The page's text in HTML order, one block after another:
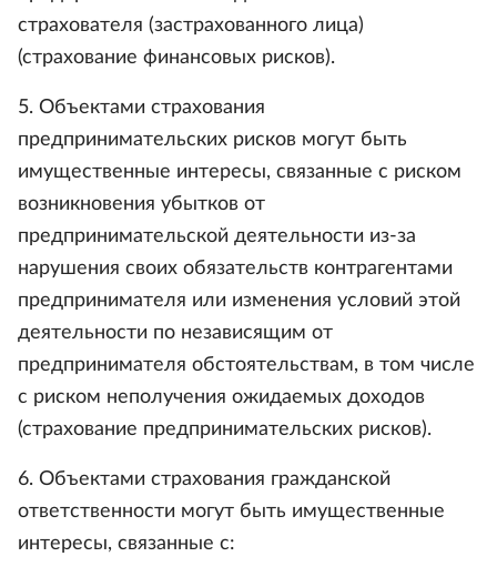
страхователя (застрахованного лица)
(страхование финансовых рисков).
5. Объектами страхования
предпринимательских рисков могут быть
имущественные интересы, связанные с риском
возникновения убытков от
предпринимательской деятельности из-за
нарушения своих обязательств контрагентами
предпринимателя или изменения условий этой
деятельности по независящим от
предпринимателя обстоятельствам, в том числе
с риском неполучения ожидаемых доходов
(страхование предпринимательских рисков).
6. Объектами страхования гражданской
ответственности могут быть имущественные
интересы, связанные с: